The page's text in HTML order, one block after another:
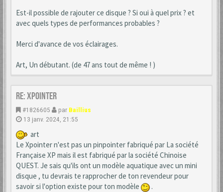
Est-il possible de rajouter ce disque ? Si oui à quel prix ? et
avec quels types de performances probables ?
Merci d'avance de vos éclairages.
Art, Un débutant. (de 47 ans tout de même ! )
Re: xpointer
#1826605 par Baillius
13 janv. 2024, 21:55
art
Le Xpointer n'est pas un pinpointer fabriqué par La société
Française XP mais il est fabriqué par la société Chinoise
QUEST. Je sais qu'ils ont un modèle aquatique avec un mini
disque , tu devrais te rapprocher de ton revendeur pour
savoir si l'option existe pour ton modèle
.